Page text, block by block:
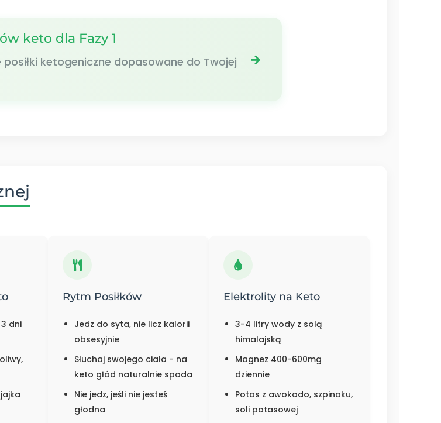
keto dla Fazy 1
ketogeniczne dopasowane do Twojej
dni
Rytm Posiłków
Jedz do syta, nie licz kalorii
obsesyjnie
Słuchaj swojego ciała - na
keto głód naturalnie spada
Nie jedz, jeśli nie jesteś
głodna
Elektrolity na Keto
3-4 litry wody z solą
himalajską
Magnez 400-600mg
dziennie
Potas z awokado, szpinaku,
soli potasowej